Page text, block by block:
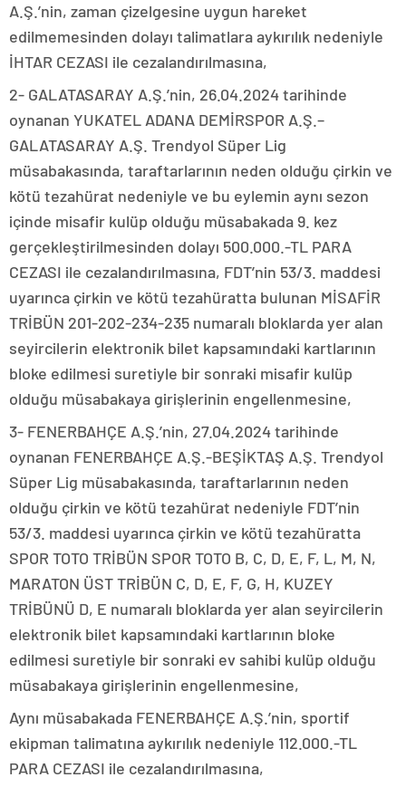
A.Ş.’nin, zaman çizelgesine uygun hareket
edilmemesinden dolayı talimatlara aykırılık nedeniyle
İHTAR CEZASI ile cezalandırılmasına,
2- GALATASARAY A.Ş.’nin, 26.04.2024 tarihinde
oynanan YUKATEL ADANA DEMİRSPOR A.Ş.–
GALATASARAY A.Ş. Trendyol Süper Lig
müsabakasında, taraftarlarının neden olduğu çirkin ve
kötü tezahürat nedeniyle ve bu eylemin aynı sezon
içinde misafir kulüp olduğu müsabakada 9. kez
gerçekleştirilmesinden dolayı 500.000.-TL PARA
CEZASI ile cezalandırılmasına, FDT’nin 53/3. maddesi
uyarınca çirkin ve kötü tezahüratta bulunan MİSAFİR
TRİBÜN 201-202-234-235 numaralı bloklarda yer alan
seyircilerin elektronik bilet kapsamındaki kartlarının
bloke edilmesi suretiyle bir sonraki misafir kulüp
olduğu müsabakaya girişlerinin engellenmesine,
3- FENERBAHÇE A.Ş.’nin, 27.04.2024 tarihinde
oynanan FENERBAHÇE A.Ş.-BEŞİKTAŞ A.Ş. Trendyol
Süper Lig müsabakasında, taraftarlarının neden
olduğu çirkin ve kötü tezahürat nedeniyle FDT’nin
53/3. maddesi uyarınca çirkin ve kötü tezahüratta
SPOR TOTO TRİBÜN SPOR TOTO B, C, D, E, F, L, M, N,
MARATON ÜST TRİBÜN C, D, E, F, G, H, KUZEY
TRİBÜNÜ D, E numaralı bloklarda yer alan seyircilerin
elektronik bilet kapsamındaki kartlarının bloke
edilmesi suretiyle bir sonraki ev sahibi kulüp olduğu
müsabakaya girişlerinin engellenmesine,
Aynı müsabakada FENERBAHÇE A.Ş.’nin, sportif
ekipman talimatına aykırılık nedeniyle 112.000.-TL
PARA CEZASI ile cezalandırılmasına,